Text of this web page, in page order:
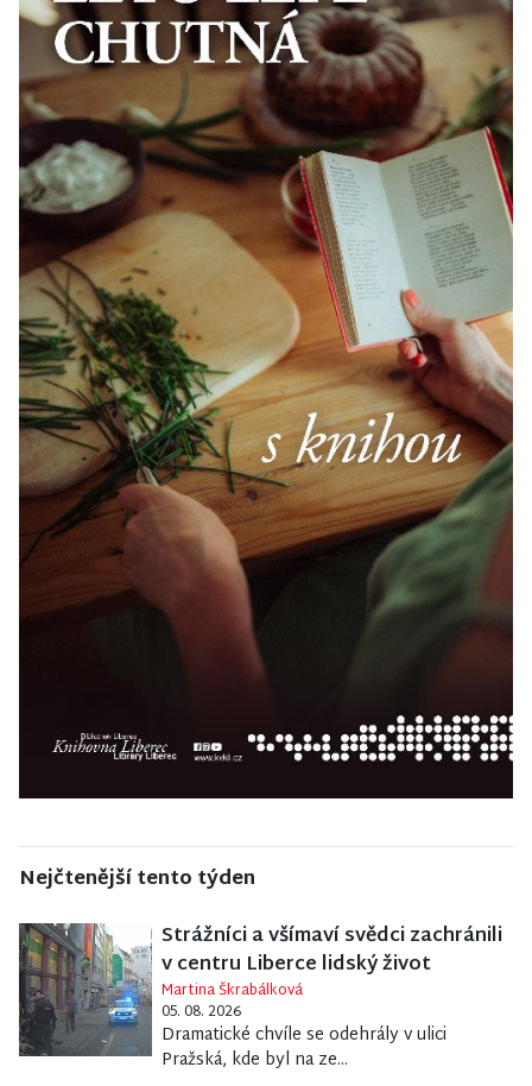
Nejčtenější tento týden
Strážníci a všímaví svědci zachránili
v centru Liberce lidský život
Martina Škrabálková
05. 08. 2026
Dramatické chvíle se odehrály v ulici
Pražská, kde byl na ze...